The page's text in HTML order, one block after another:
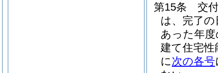
第15条
交
は、完了
あった年
建て住宅性
に次の各号